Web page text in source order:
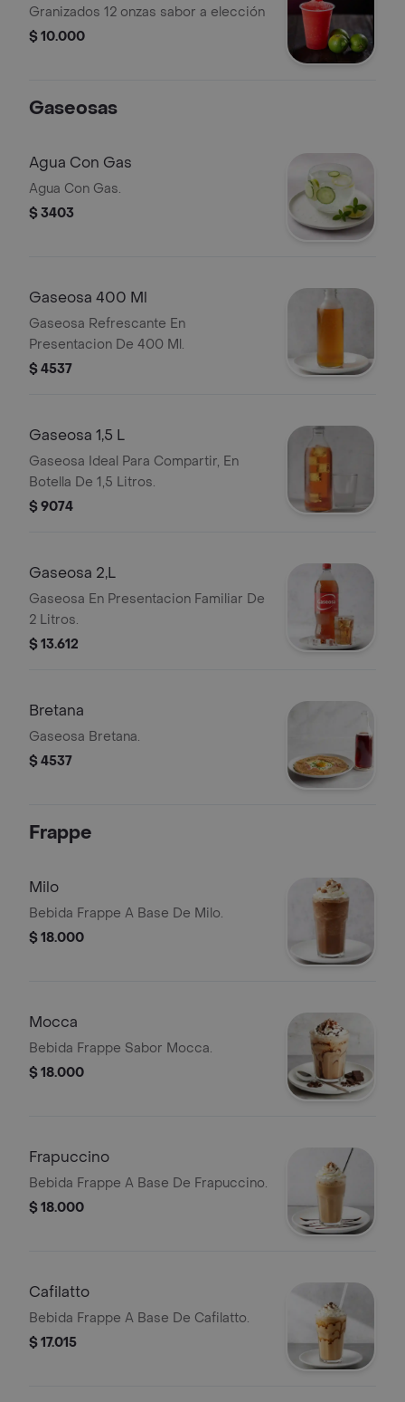
Granizados 12 onzas sabor a elección
$ 10.000
Gaseosas
Agua Con Gas
Agua Con Gas.
$ 3403
Gaseosa 400 Ml
Gaseosa Refrescante En
Presentacion De 400 Ml.
$ 4537
Gaseosa 1,5 L
Gaseosa Ideal Para Compartir, En
Botella De 1,5 Litros.
$ 9074
Gaseosa 2,L
Gaseosa En Presentacion Familiar De
2 Litros.
$ 13.612
Bretana
Gaseosa Bretana.
$ 4537
Frappe
Milo
Bebida Frappe A Base De Milo.
$ 18.000
Mocca
Bebida Frappe Sabor Mocca.
$ 18.000
Frapuccino
Bebida Frappe A Base De Frapuccino.
$ 18.000
Cafilatto
Bebida Frappe A Base De Cafilatto.
$ 17.015